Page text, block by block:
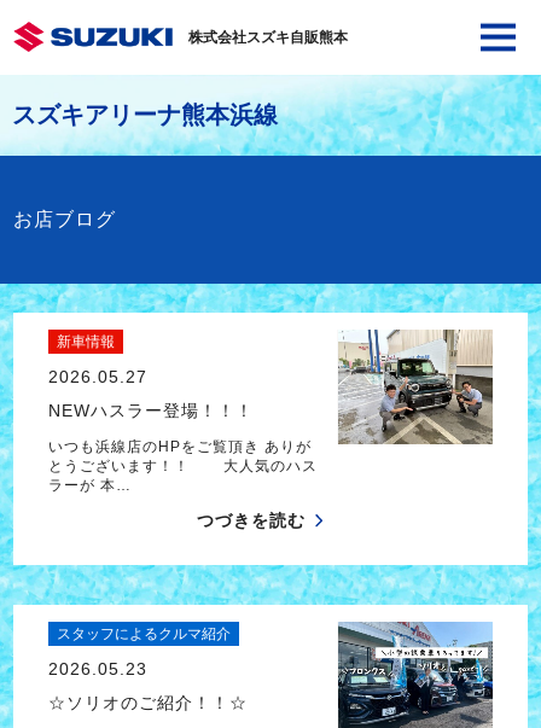
株式会社スズキ自販熊本
スズキアリーナ熊本浜線
お店ブログ
新車情報
2026.05.27
NEWハスラー登場！！！
いつも浜線店のHPをご覧頂き ありが
とうございます！！ 大人気のハス
ラーが 本…
つづきを読む
スタッフによるクルマ紹介
2026.05.23
☆ソリオのご紹介！！☆